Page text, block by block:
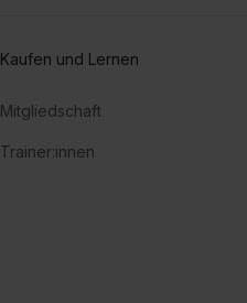
Kaufen und Lernen
Mitgliedschaft
Trainer:innen